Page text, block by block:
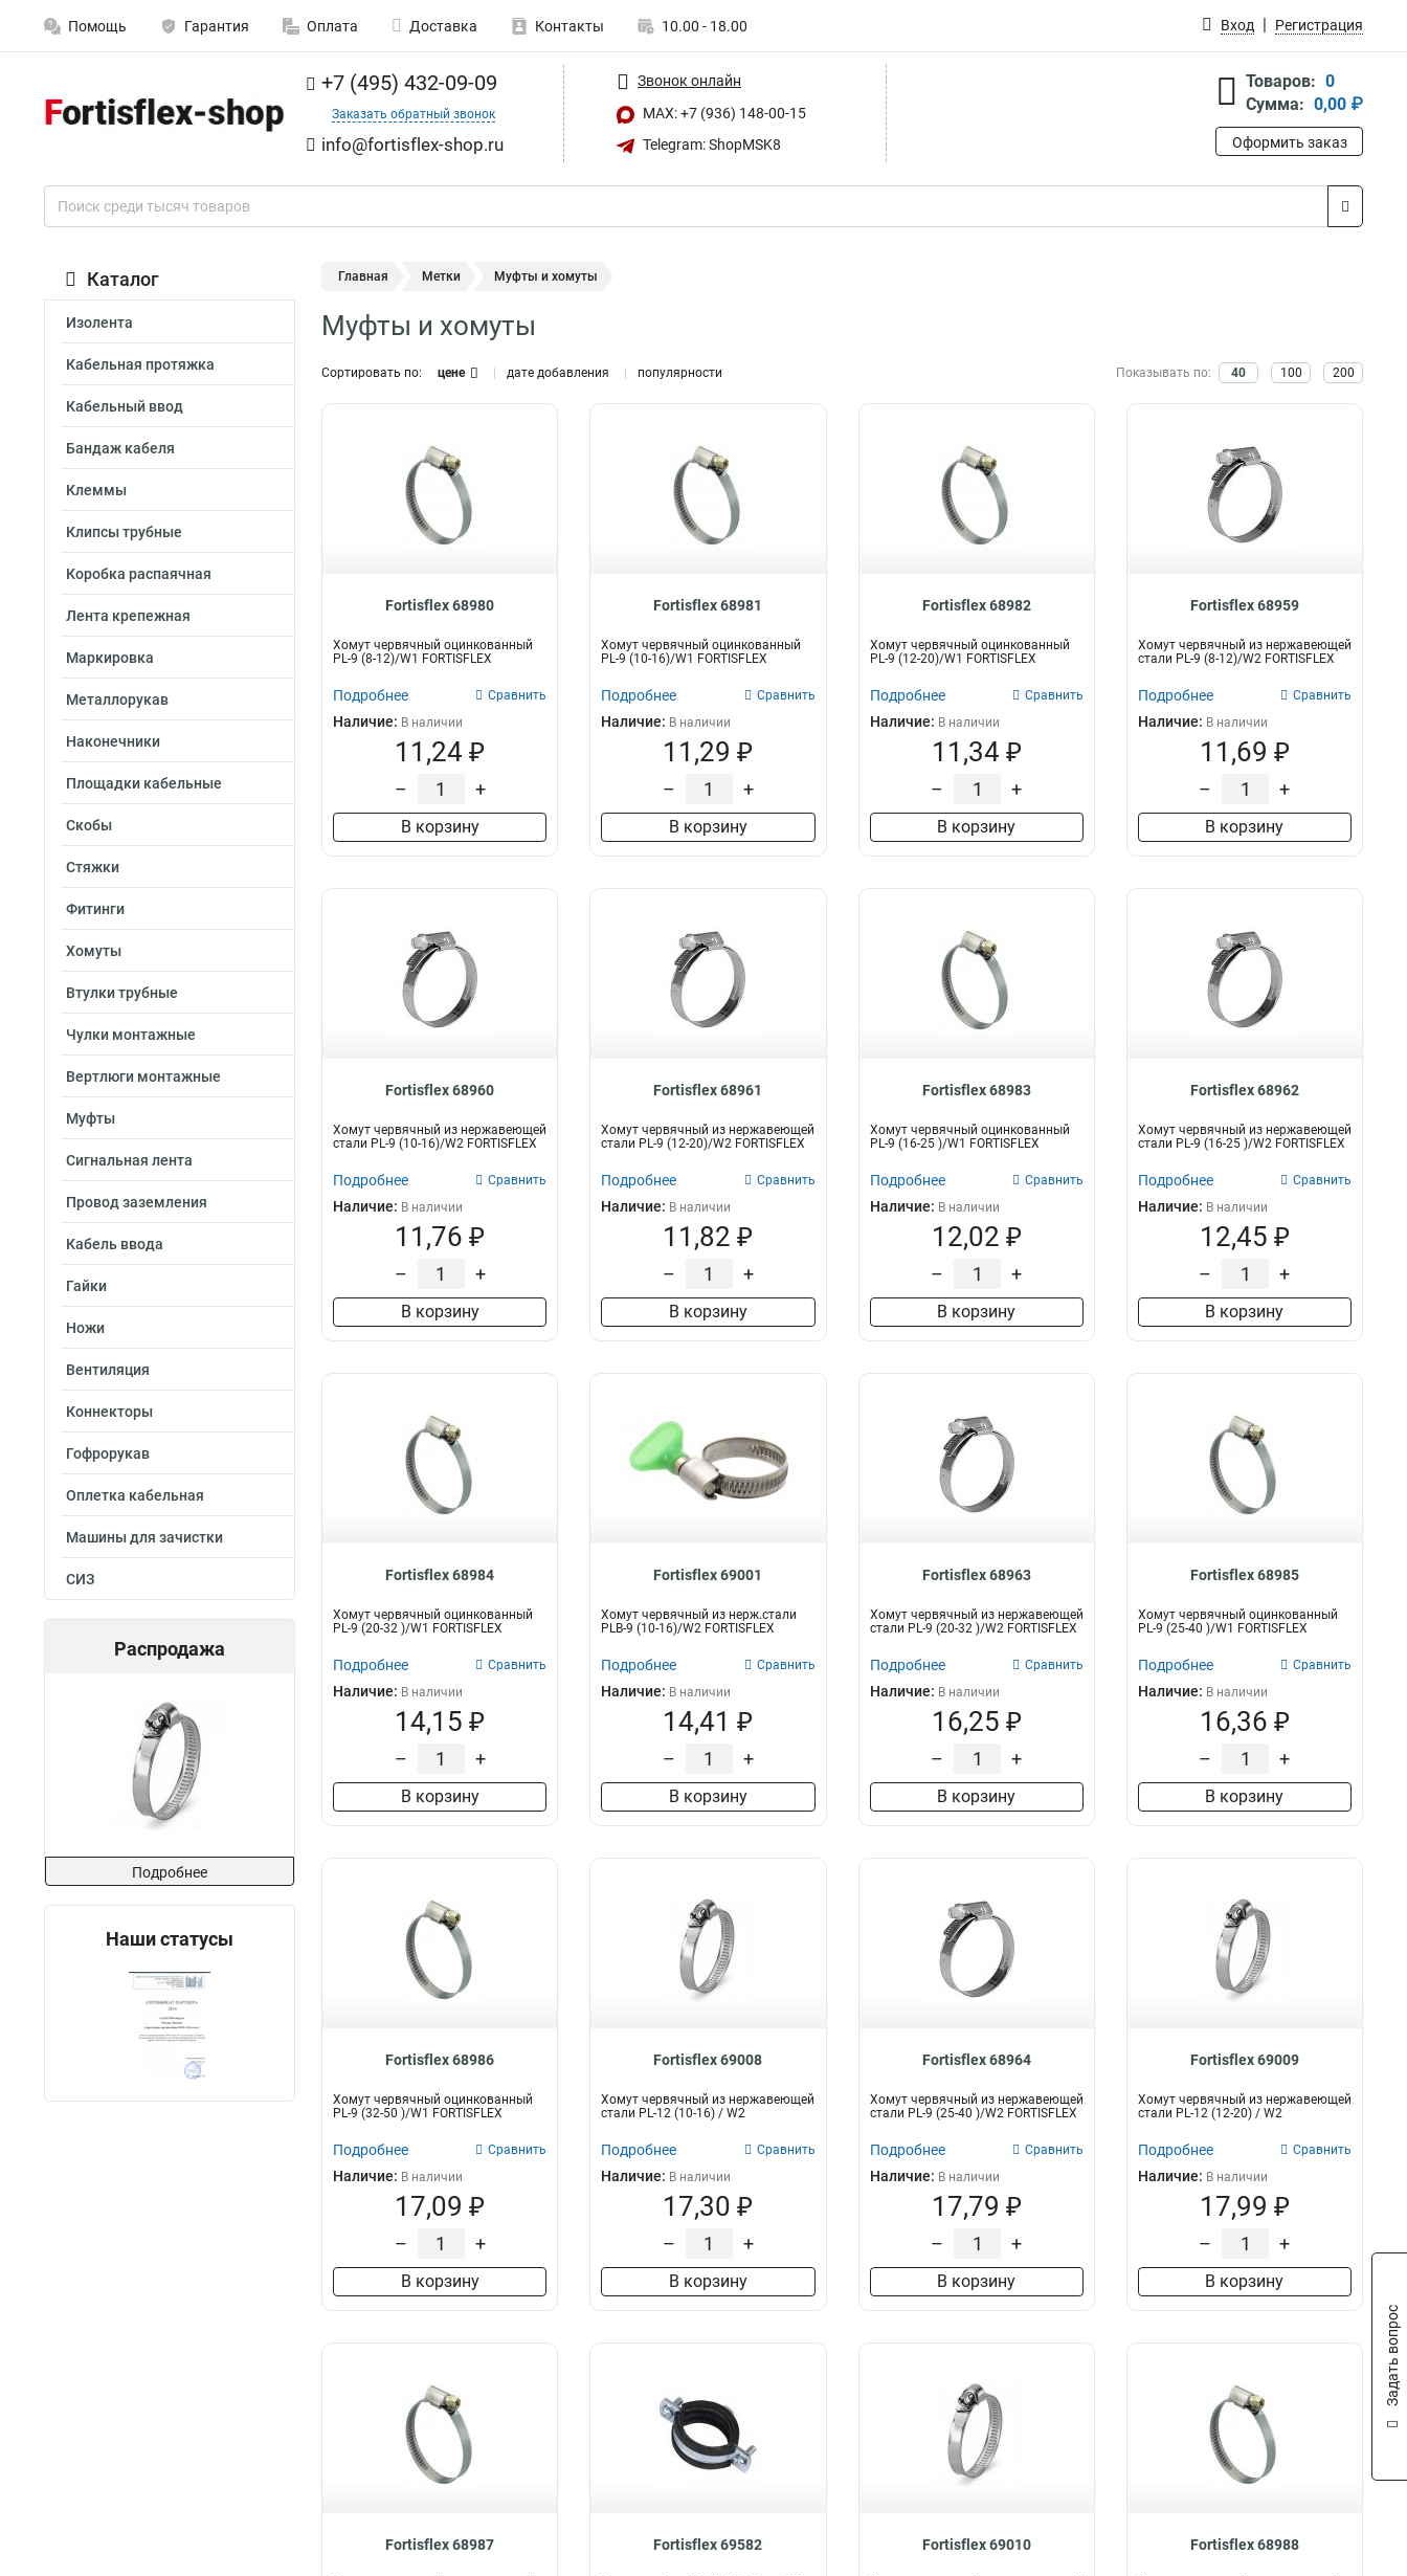
Помощь Гарантия Оплата Доставка Контакты 10.00 - 18.00 Вход Регистрация
+7 (495) 432-09-09
Заказать обратный звонок
info@fortisflex-shop.ru
Звонок онлайн
MAX: +7 (936) 148-00-15
Telegram: ShopMSK8
Товаров: 0
Сумма: 0,00 ₽
Оформить заказ
Каталог
Изолента
Кабельная протяжка
Кабельный ввод
Бандаж кабеля
Клеммы
Клипсы трубные
Коробка распаячная
Лента крепежная
Маркировка
Металлорукав
Наконечники
Площадки кабельные
Скобы
Стяжки
Фитинги
Хомуты
Втулки трубные
Чулки монтажные
Вертлюги монтажные
Муфты
Сигнальная лента
Провод заземления
Кабель ввода
Гайки
Ножи
Вентиляция
Коннекторы
Гофрорукав
Оплетка кабельная
Машины для зачистки
СИЗ
Распродажа
Подробнее
Наши статусы
Главная Метки Муфты и хомуты
Муфты и хомуты
Сортировать по: цене дате добавления популярности Показывать по: 40 100 200
Fortisflex 68980
Хомут червячный оцинкованный
PL-9 (8-12)/W1 FORTISFLEX
Подробнее Сравнить
Наличие: В наличии
11,24 ₽
– +
В корзину
Fortisflex 68981
Хомут червячный оцинкованный
PL-9 (10-16)/W1 FORTISFLEX
Подробнее Сравнить
Наличие: В наличии
11,29 ₽
– +
В корзину
Fortisflex 68982
Хомут червячный оцинкованный
PL-9 (12-20)/W1 FORTISFLEX
Подробнее Сравнить
Наличие: В наличии
11,34 ₽
– +
В корзину
Fortisflex 68959
Хомут червячный из нержавеющей
стали PL-9 (8-12)/W2 FORTISFLEX
Подробнее Сравнить
Наличие: В наличии
11,69 ₽
– +
В корзину
Fortisflex 68960
Хомут червячный из нержавеющей
стали PL-9 (10-16)/W2 FORTISFLEX
Подробнее Сравнить
Наличие: В наличии
11,76 ₽
– +
В корзину
Fortisflex 68961
Хомут червячный из нержавеющей
стали PL-9 (12-20)/W2 FORTISFLEX
Подробнее Сравнить
Наличие: В наличии
11,82 ₽
– +
В корзину
Fortisflex 68983
Хомут червячный оцинкованный
PL-9 (16-25 )/W1 FORTISFLEX
Подробнее Сравнить
Наличие: В наличии
12,02 ₽
– +
В корзину
Fortisflex 68962
Хомут червячный из нержавеющей
стали PL-9 (16-25 )/W2 FORTISFLEX
Подробнее Сравнить
Наличие: В наличии
12,45 ₽
– +
В корзину
Fortisflex 68984
Хомут червячный оцинкованный
PL-9 (20-32 )/W1 FORTISFLEX
Подробнее Сравнить
Наличие: В наличии
14,15 ₽
– +
В корзину
Fortisflex 69001
Хомут червячный из нерж.стали
PLB-9 (10-16)/W2 FORTISFLEX
Подробнее Сравнить
Наличие: В наличии
14,41 ₽
– +
В корзину
Fortisflex 68963
Хомут червячный из нержавеющей
стали PL-9 (20-32 )/W2 FORTISFLEX
Подробнее Сравнить
Наличие: В наличии
16,25 ₽
– +
В корзину
Fortisflex 68985
Хомут червячный оцинкованный
PL-9 (25-40 )/W1 FORTISFLEX
Подробнее Сравнить
Наличие: В наличии
16,36 ₽
– +
В корзину
Fortisflex 68986
Хомут червячный оцинкованный
PL-9 (32-50 )/W1 FORTISFLEX
Подробнее Сравнить
Наличие: В наличии
17,09 ₽
– +
В корзину
Fortisflex 69008
Хомут червячный из нержавеющей
стали PL-12 (10-16) / W2
Подробнее Сравнить
Наличие: В наличии
17,30 ₽
– +
В корзину
Fortisflex 68964
Хомут червячный из нержавеющей
стали PL-9 (25-40 )/W2 FORTISFLEX
Подробнее Сравнить
Наличие: В наличии
17,79 ₽
– +
В корзину
Fortisflex 69009
Хомут червячный из нержавеющей
стали PL-12 (12-20) / W2
Подробнее Сравнить
Наличие: В наличии
17,99 ₽
– +
В корзину
Fortisflex 68987 Fortisflex 69582 Fortisflex 69010 Fortisflex 68988
Задать вопрос